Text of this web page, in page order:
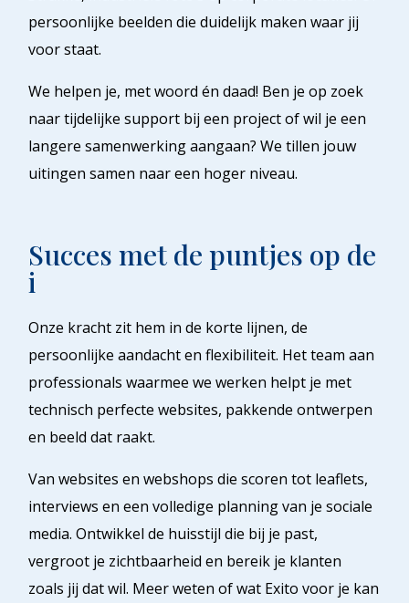
persoonlijke beelden die duidelijk maken waar jij
voor staat.
We helpen je, met woord én daad! Ben je op zoek
naar tijdelijke support bij een project of wil je een
langere samenwerking aangaan? We tillen jouw
uitingen samen naar een hoger niveau.
Succes met de puntjes op de
i
Onze kracht zit hem in de korte lijnen, de
persoonlijke aandacht en flexibiliteit. Het team aan
professionals waarmee we werken helpt je met
technisch perfecte websites, pakkende ontwerpen
en beeld dat raakt.
Van websites en webshops die scoren tot leaflets,
interviews en een volledige planning van je sociale
media. Ontwikkel de huisstijl die bij je past,
vergroot je zichtbaarheid en bereik je klanten
zoals jij dat wil. Meer weten of wat Exito voor je kan